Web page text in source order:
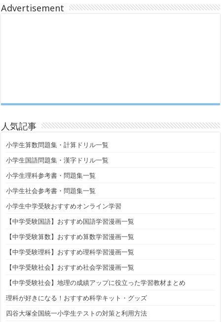
Advertisement
人気記事
小学生算数問題集・計算ドリル一覧
小学生国語問題集・漢字ドリル一覧
小学生理科参考書・問題集一覧
小学生社会参考書・問題集一覧
小学生中学受験おすすめオンライン学習
【中学受験国語】おすすめ国語学習漫画一覧
【中学受験算数】おすすめ算数学習漫画一覧
【中学受験理科】おすすめ理科学習漫画一覧
【中学受験社会】おすすめ社会学習漫画一覧
【中学受験社会】地理の成績アップに役立った学習教材まとめ
理科が好きになる！おすすめ科学キット・グッズ
四谷大塚全国統一小学生テストの対策と利用方法